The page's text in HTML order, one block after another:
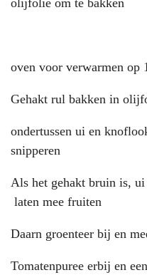
oven voor verwarmen op
Gehakt rul bakken in
ondertussen ui en
snipperen
Als het gehakt bruin is,
laten mee fruiten
Daarn groenteer bij en
Tomatenpuree erbij en